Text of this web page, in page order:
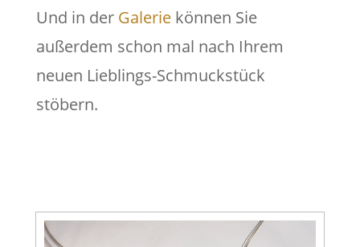
Und in der Galeriekönnen Sie
außerdem schon mal nach Ihrem
neuen Lieblings-Schmuckstück
stöbern.